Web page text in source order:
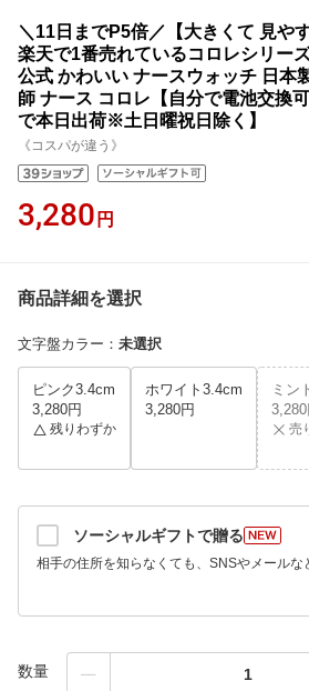
＼11日までP5倍／【大きくて 見や
楽天で1番売れているコロレシリー
公式 かわいい ナースウォッチ 日本
師 ナース コロレ【自分で電池交換
で本日出荷※土日曜祝日除く】
《コスパが違う》
3,280 円
商品詳細を選択
文字盤カラー ： 未選択
ピンク3.4cm
3,280円
残りわずか
ホワイト3.4cm
3,280円
ミン
3,280
売
ソーシャルギフトで贈る
相手の住所を知らなくても、SNSやメールな
数量